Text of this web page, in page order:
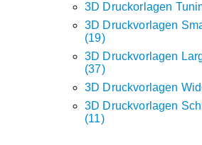
3D Druckorlagen
3D Druckvorlagen
19
3D Druckvorlagen
37
3D Druckvorlagen
3D Druckvorlagen
11